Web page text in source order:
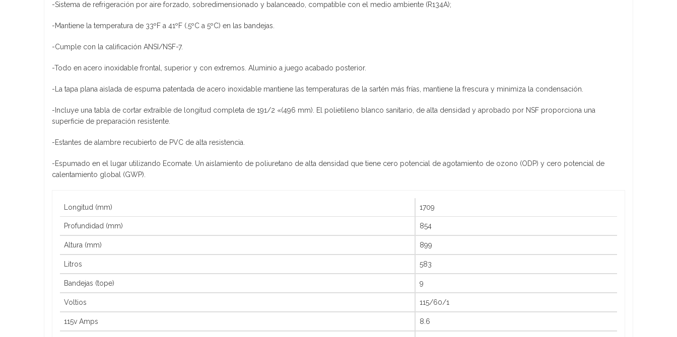
-Sistema de refrigeración por aire forzado, sobredimensionado y balanceado, compatible con el medio ambiente (R134A);
-Mantiene la temperatura de 33ºF a 41ºF (.5ºC a 5ºC) en las bandejas.
-Cumple con la calificación ANSI/NSF-7.
-Todo en acero inoxidable frontal, superior y con extremos. Aluminio a juego acabado posterior.
-La tapa plana aislada de espuma patentada de acero inoxidable mantiene las temperaturas de la sartén más frías, mantiene la frescura y minimiza la condensación.
-Incluye una tabla de cortar extraíble de longitud completa de 191/2 «(496 mm). El polietileno blanco sanitario, de alta densidad y aprobado por NSF proporciona una
superficie de preparación resistente.
-Estantes de alambre recubierto de PVC de alta resistencia.
-Espumado en el lugar utilizando Ecomate. Un aislamiento de poliuretano de alta densidad que tiene cero potencial de agotamiento de ozono (ODP) y cero potencial de
calentamiento global (GWP).
Longitud (mm) 1709
Profundidad (mm) 854
Altura (mm) 899
Litros 583
Bandejas (tope) 9
Voltios 115/60/1
115v Amps 8.6